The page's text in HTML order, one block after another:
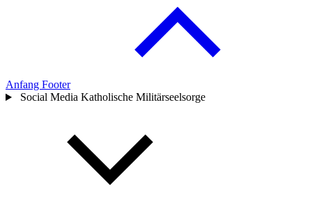
Anfang Footer
Social Media Katholische Militärseelsorge